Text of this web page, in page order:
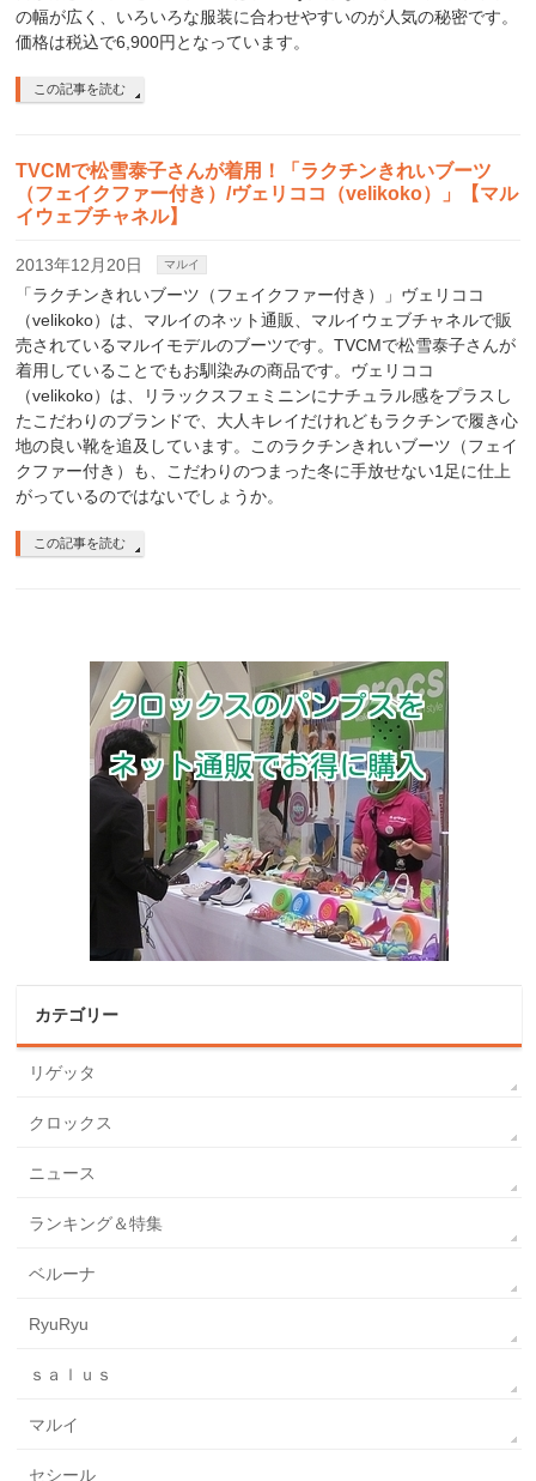
の幅が広く、いろいろな服装に合わせやすいのが人気の秘密です。
価格は税込で6,900円となっています。
この記事を読む
TVCMで松雪泰子さんが着用！「ラクチンきれいブーツ
（フェイクファー付き）/ヴェリココ（velikoko）」【マル
イウェブチャネル】
2013年12月20日 マルイ
「ラクチンきれいブーツ（フェイクファー付き）」ヴェリココ
（velikoko）は、マルイのネット通販、マルイウェブチャネルで販
売されているマルイモデルのブーツです。TVCMで松雪泰子さんが
着用していることでもお馴染みの商品です。ヴェリココ
（velikoko）は、リラックスフェミニンにナチュラル感をプラスし
たこだわりのブランドで、大人キレイだけれどもラクチンで履き心
地の良い靴を追及しています。このラクチンきれいブーツ（フェイ
クファー付き）も、こだわりのつまった冬に手放せない1足に仕上
がっているのではないでしょうか。
この記事を読む
カテゴリー
リゲッタ
クロックス
ニュース
ランキング＆特集
ベルーナ
RyuRyu
ｓａｌｕｓ
マルイ
セシール